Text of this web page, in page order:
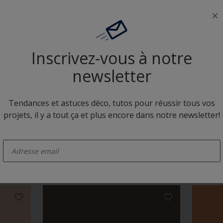
Neutres colorés
D6.16.28
Inscrivez-vous à notre
newsletter
Tendances et astuces déco, tutos pour réussir tous vos
projets, il y a tout ça et plus encore dans notre newsletter!